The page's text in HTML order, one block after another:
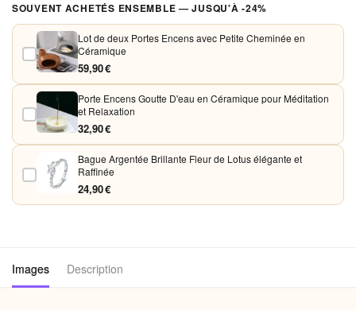
acceptons Visa, Mastercard, PayPal et Apple Pay. Aucune donnée
bancaire n'est conservée sur nos serveurs.
SOUVENT ACHETÉS ENSEMBLE — JUSQU'À -24%
Lot de deux Portes Encens avec Petite Cheminée en
Céramique
59,90 €
Porte Encens Goutte D'eau en Céramique pour Méditation
et Relaxation
32,90 €
Bague Argentée Brillante Fleur de Lotus élégante et
Raffinée
24,90 €
Images Description